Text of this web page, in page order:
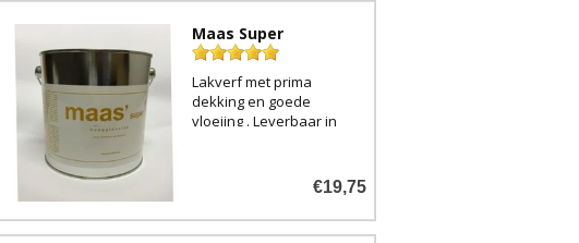
Maas Super
Lakverf met prima
dekking en goede
vloeiing . Leverbaar in
€19,75